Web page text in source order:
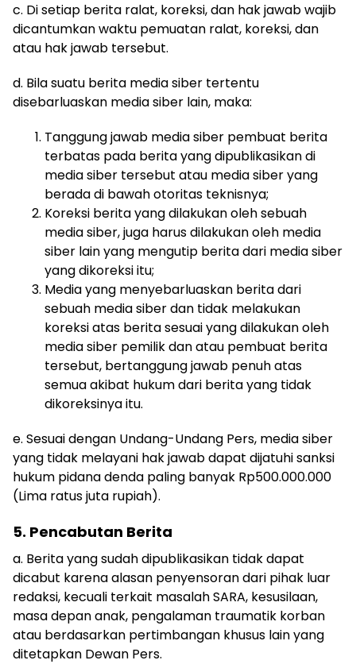
c. Di setiap berita ralat, koreksi, dan hak jawab wajib
dicantumkan waktu pemuatan ralat, koreksi, dan
atau hak jawab tersebut.
d. Bila suatu berita media siber tertentu
disebarluaskan media siber lain, maka:
Tanggung jawab media siber pembuat berita
terbatas pada berita yang dipublikasikan di
media siber tersebut atau media siber yang
berada di bawah otoritas teknisnya;
Koreksi berita yang dilakukan oleh sebuah
media siber, juga harus dilakukan oleh media
siber lain yang mengutip berita dari media siber
yang dikoreksi itu;
Media yang menyebarluaskan berita dari
sebuah media siber dan tidak melakukan
koreksi atas berita sesuai yang dilakukan oleh
media siber pemilik dan atau pembuat berita
tersebut, bertanggung jawab penuh atas
semua akibat hukum dari berita yang tidak
dikoreksinya itu.
e. Sesuai dengan Undang-Undang Pers, media siber
yang tidak melayani hak jawab dapat dijatuhi sanksi
hukum pidana denda paling banyak Rp500.000.000
(Lima ratus juta rupiah).
5. Pencabutan Berita
a. Berita yang sudah dipublikasikan tidak dapat
dicabut karena alasan penyensoran dari pihak luar
redaksi, kecuali terkait masalah SARA, kesusilaan,
masa depan anak, pengalaman traumatik korban
atau berdasarkan pertimbangan khusus lain yang
ditetapkan Dewan Pers.